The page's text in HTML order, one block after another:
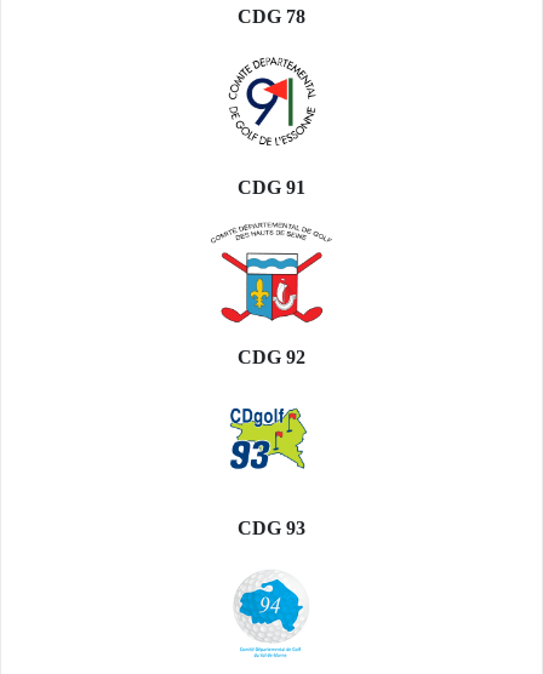
CDG 78
CDG 91
CDG 92
CDG 93